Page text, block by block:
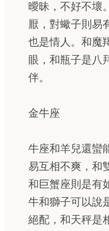
曖昧，不好不壞
厭，對蠍子則易
也是情人。和魔
眼，和瓶子是八
伴。
金牛座
牛座和羊兒還蠻
易互相不爽，和
和巨蟹座則是有
牛和獅子可以說
絕配，和天秤是